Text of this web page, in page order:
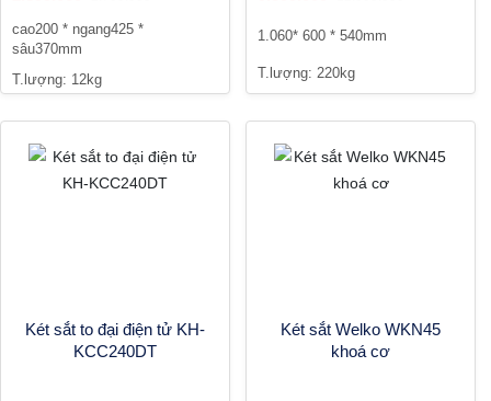
cao200 * ngang425 *
sâu370mm
T.lượng: 12kg
1.060* 600 * 540mm
T.lượng: 220kg
Két sắt to đại điện tử KH-
KCC240DT
Két sắt Welko WKN45
khoá cơ